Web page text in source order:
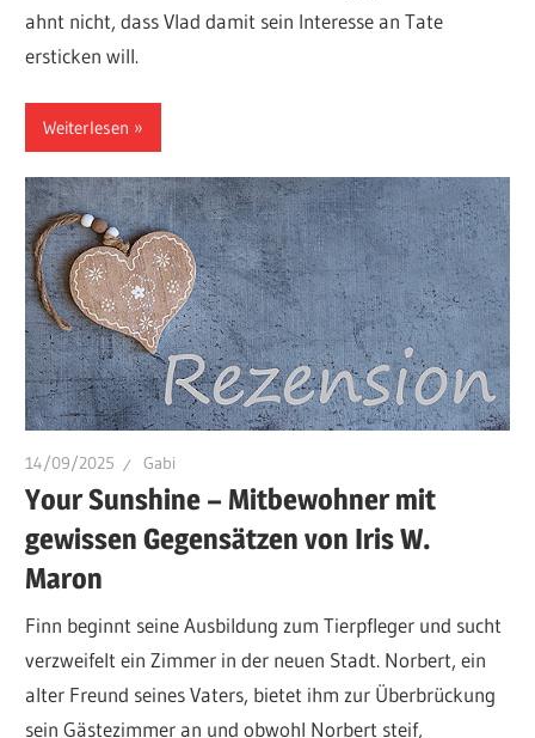
ahnt nicht, dass Vlad damit sein Interesse an Tate
ersticken will.
Weiterlesen
14/09/2025 Gabi
Your Sunshine – Mitbewohner mit
gewissen Gegensätzen von Iris W.
Maron
Finn beginnt seine Ausbildung zum Tierpfleger und sucht
verzweifelt ein Zimmer in der neuen Stadt. Norbert, ein
alter Freund seines Vaters, bietet ihm zur Überbrückung
sein Gästezimmer an und obwohl Norbert steif,